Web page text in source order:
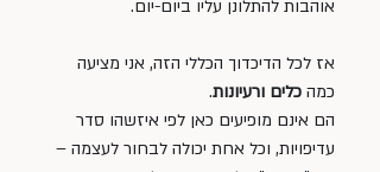
אוהבות להתלונן עליו ביום-יום.
אז לכל הדיכדוך הכללי הזה, אני מציעה
כמה כלים ורעיונות.
הם אינם מופיעים כאן לפי איזשהו סדר
עדיפויות, וכל אחת יכולה לבחור לעצמה –